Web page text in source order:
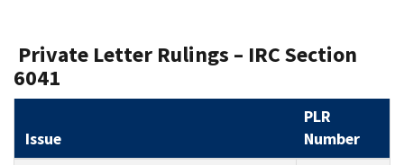
Private Letter Rulings – IRC Section
6041
Issue
PLR
Number